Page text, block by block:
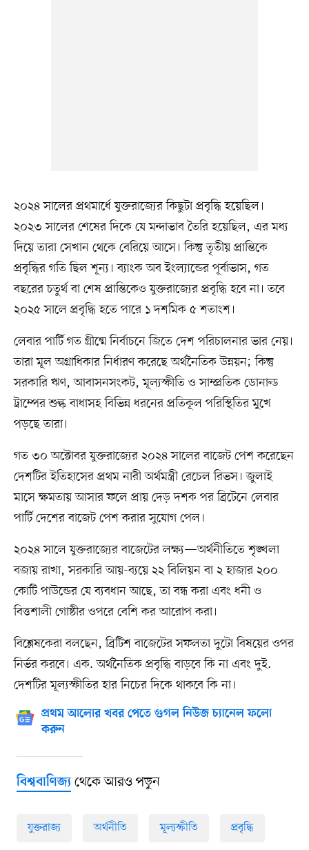
২০২৪ সালের প্রথমার্ধে যুক্তরাজ্যের কিছুটা প্রবৃদ্ধি হয়েছিল।
২০২৩ সালের শেষের দিকে যে মন্দাভাব তৈরি হয়েছিল, এর মধ্য
দিয়ে তারা সেখান থেকে বেরিয়ে আসে। কিন্তু তৃতীয় প্রান্তিকে
প্রবৃদ্ধির গতি ছিল শূন্য। ব্যাংক অব ইংল্যান্ডের পূর্বাভাস, গত
বছরের চতুর্থ বা শেষ প্রান্তিকেও যুক্তরাজ্যের প্রবৃদ্ধি হবে না। তবে
২০২৫ সালে প্রবৃদ্ধি হতে পারে ১ দশমিক ৫ শতাংশ।
লেবার পার্টি গত গ্রীষ্মে নির্বাচনে জিতে দেশ পরিচালনার ভার নেয়।
তারা মূল অগ্রাধিকার নির্ধারণ করেছে অর্থনৈতিক উন্নয়ন; কিন্তু
সরকারি ঋণ, আবাসনসংকট, মূল্যস্ফীতি ও সাম্প্রতিক ডোনাল্ড
ট্রাম্পের শুল্ক বাধাসহ বিভিন্ন ধরনের প্রতিকূল পরিস্থিতির মুখে
পড়ছে তারা।
গত ৩০ অক্টোবর যুক্তরাজ্যের ২০২৪ সালের বাজেট পেশ করেছেন
দেশটির ইতিহাসের প্রথম নারী অর্থমন্ত্রী রেচেল রিভস। জুলাই
মাসে ক্ষমতায় আসার ফলে প্রায় দেড় দশক পর ব্রিটেনে লেবার
পার্টি দেশের বাজেট পেশ করার সুযোগ পেল।
২০২৪ সালে যুক্তরাজ্যের বাজেটের লক্ষ্য—অর্থনীতিতে শৃঙ্খলা
বজায় রাখা, সরকারি আয়-ব্যয়ে ২২ বিলিয়ন বা ২ হাজার ২০০
কোটি পাউন্ডের যে ব্যবধান আছে, তা বন্ধ করা এবং ধনী ও
বিত্তশালী গোষ্ঠীর ওপরে বেশি কর আরোপ করা।
বিশ্লেষকেরা বলছেন, ব্রিটিশ বাজেটের সফলতা দুটো বিষয়ের ওপর
নির্ভর করবে। এক. অর্থনৈতিক প্রবৃদ্ধি বাড়বে কি না এবং দুই.
দেশটির মূল্যস্ফীতির হার নিচের দিকে থাকবে কি না।
প্রথম আলোর খবর পেতে গুগল নিউজ চ্যানেল ফলো
করুন
বিশ্ববাণিজ্যথেকে আরও পড়ুন
যুক্তরাজ্য অর্থনীতি মূল্যস্ফীতি প্রবৃদ্ধি